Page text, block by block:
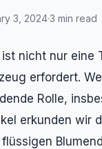
3, 2024·3 min read
ist nicht nur eine
erfordert.
Rolle,
erkunden wir